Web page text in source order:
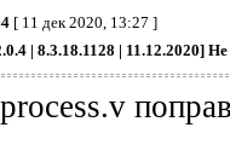
[ 11 дек 2020, 13:27 ]
| 8.3.18.1128 | 11.12.2020]